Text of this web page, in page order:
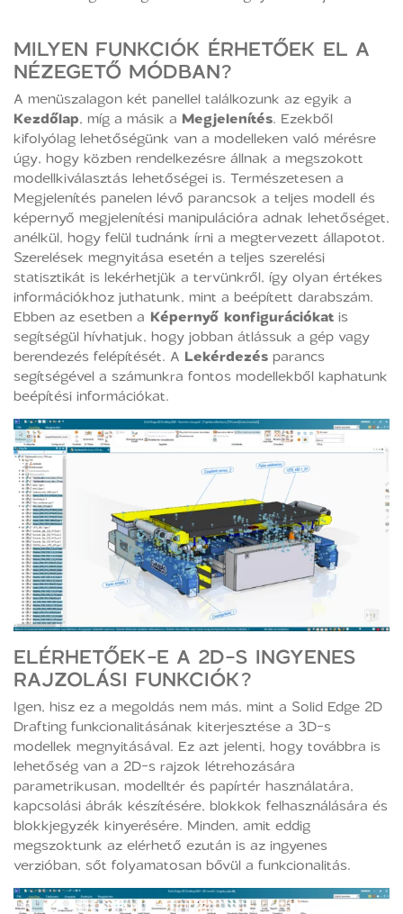
MILYEN FUNKCIÓK ÉRHETŐEK EL A
NÉZEGETŐ MÓDBAN?
A menüszalagon két panellel találkozunk az egyik a
Kezdőlap, míg a másik a Megjelenítés. Ezekből
kifolyólag lehetőségünk van a modelleken való mérésre
úgy, hogy közben rendelkezésre állnak a megszokott
modellkiválasztás lehetőségei is. Természetesen a
Megjelenítés panelen lévő parancsok a teljes modell és
képernyő megjelenítési manipulációra adnak lehetőséget,
anélkül, hogy felül tudnánk írni a megtervezett állapotot.
Szerelések megnyitása esetén a teljes szerelési
statisztikát is lekérhetjük a tervünkről, így olyan értékes
információkhoz juthatunk, mint a beépített darabszám.
Ebben az esetben a Képernyő konfigurációkatis
segítségül hívhatjuk, hogy jobban átlássuk a gép vagy
berendezés felépítését. A Lekérdezés parancs
segítségével a számunkra fontos modellekből kaphatunk
beépítési információkat.
ELÉRHETŐEK-E A 2D-S INGYENES
RAJZOLÁSI FUNKCIÓK?
Igen, hisz ez a megoldás nem más, mint a Solid Edge 2D
Drafting funkcionalitásának kiterjesztése a 3D-s
modellek megnyitásával. Ez azt jelenti, hogy továbbra is
lehetőség van a 2D-s rajzok létrehozására
parametrikusan, modelltér és papírtér használatára,
kapcsolási ábrák készítésére, blokkok felhasználására és
blokkjegyzék kinyerésére. Minden, amit eddig
megszoktunk az elérhető ezután is az ingyenes
verzióban, sőt folyamatosan bővül a funkcionalitás.